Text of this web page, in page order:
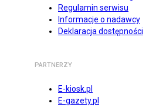
Regulamin serwisu
Informacje o nadawcy
Deklaracja dostępności
PARTNERZY
E-kiosk.pl
E-gazety.pl